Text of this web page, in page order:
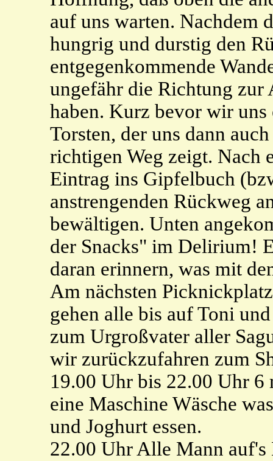
auf uns warten. Nachdem
hungrig und durstig den
entgegenkommende
ungefähr die Richtung zur
haben. Kurz bevor wir
Torsten, der uns dann
richtigen Weg zeigt. Nach
Eintrag ins Gipfelbuch
anstrengenden Rückweg
bewältigen. Unten
der Snacks" im Delirium!
daran erinnern, was mit
Am nächsten
gehen alle bis auf Toni
zum Urgroßvater aller
wir zurückzufahren zum
19.00 Uhr bis 22.00 Uhr
eine Maschine Wäsche
und Joghurt essen.
22.00 Uhr Alle Mann